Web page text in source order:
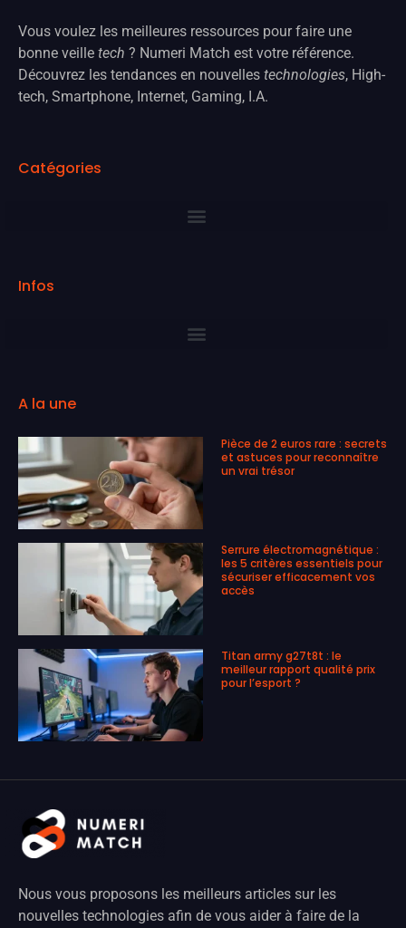
Vous voulez les meilleures ressources pour faire une
bonne veille tech ? Numeri Match est votre référence.
Découvrez les tendances en nouvelles technologies, High-
tech, Smartphone, Internet, Gaming, I.A.
Catégories
Infos
A la une
Pièce de 2 euros rare : secrets
et astuces pour reconnaître
un vrai trésor
Serrure électromagnétique :
les 5 critères essentiels pour
sécuriser efficacement vos
accès
Titan army g27t8t : le
meilleur rapport qualité prix
pour l’esport ?
Nous vous proposons les meilleurs articles sur les
nouvelles technologies afin de vous aider à faire de la